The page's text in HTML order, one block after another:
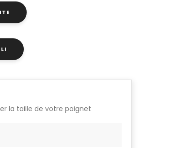
la taille de votre poignet